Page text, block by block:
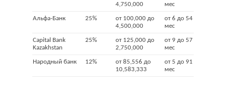
4,750,000
мес
Альфа-Банк 25%
от 100,000 до
4,500,000
от 6 до 54
мес
Capital Bank
Kazakhstan
25%
от 125,000 до
2,750,000
от 9 до 57
мес
Народный банк 12%
от 85,556 до
10,583,333
от 5 до 91
мес